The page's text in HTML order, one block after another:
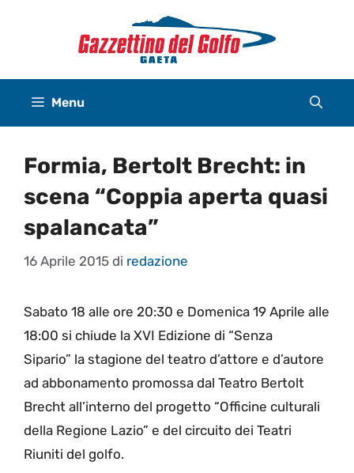
Menu
Formia, Bertolt Brecht: in
scena “Coppia aperta quasi
spalancata”
16 Aprile 2015 di redazione
Sabato 18 alle ore 20:30 e Domenica 19 Aprile alle
18:00 si chiude la XVI Edizione di “Senza
Sipario” la stagione del teatro d’attore e d’autore
ad abbonamento promossa dal Teatro Bertolt
Brecht all’interno del progetto “Officine culturali
della Regione Lazio” e del circuito dei Teatri
Riuniti del golfo.